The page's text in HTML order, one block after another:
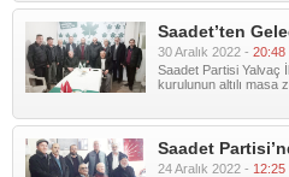
Saadet’ten
30 Aralık 2022 - 20:48
Saadet Partisi Yalvaç
kurulunun altılı masa
Saadet
24 Aralık 2022 - 12:25